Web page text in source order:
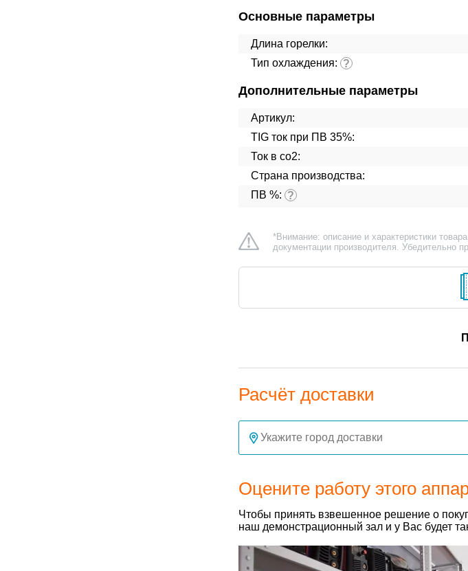
Основные параметры
Длина горелки:
Тип охлаждения: ?
Дополнительные параметры
Артикул:
TIG ток при ПВ 35%:
Ток в co2:
Страна производства:
ПВ %: ?
*Внимание: описание и характеристики
документации производителя. Убедительно
Расчёт доставки
Оцените работу этого
Чтобы принять взвешенное решение о
наш демонстрационный зал и у Вас будет